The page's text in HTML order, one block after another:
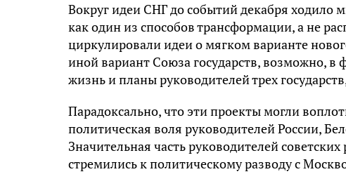
Вокруг идеи СНГ до событий декабря ходило
как один из способов трансформации, а не
циркулировали идеи о мягком варианте
иной вариант Союза государств, возможно,
жизнь и планы руководителей трех
Парадоксально, что эти проекты могли
политическая воля руководителей России,
Значительная часть руководителей
стремились к политическому разводу с